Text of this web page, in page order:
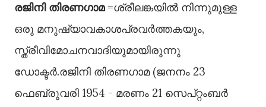
രജിനി തിരണഗാമ=ശ്രീലങ്കയിൽ നിന്നുമുള്ള
ഒരു മനുഷ്യാവകാശപ്രവർത്തകയും,
സ്ത്രീവിമോചനവാദിയുമായിരുന്നു
ഡോക്ടർ.രജിനി തിരണഗാമ (ജനനം 23
ഫെബ്രുവരി 1954 - മരണം 21 സെപ്റ്റംബർ